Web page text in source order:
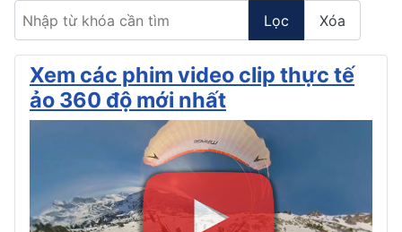
Nhập từ khóa cần tìm
Lọc Xóa
Xem các phim video clip thực tế
ảo 360 độ mới nhất